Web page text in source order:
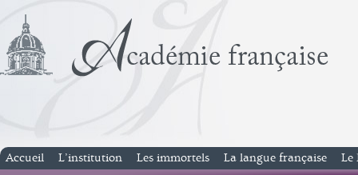
Accueil L’institution Les immortels La langue française Le